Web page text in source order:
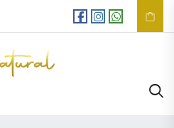
EnviosGRATIS en